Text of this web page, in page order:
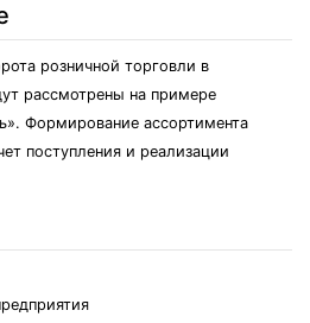
розничной торговли в
рассмотрены на примере
Формирование ассортимента
поступления и реализации